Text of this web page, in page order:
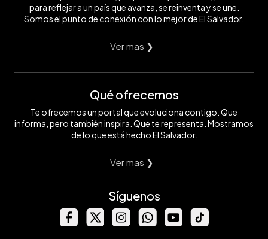
para reflejar a un país que avanza, se reinventa y se une.
Somos el punto de conexión con lo mejor de El Salvador.
Ver mas ❯
Qué ofrecemos
Te ofrecemos un portal que evoluciona contigo. Que
informa, pero también inspira. Que te representa. Mostramos
de lo que está hecho El Salvador.
Ver mas ❯
Síguenos